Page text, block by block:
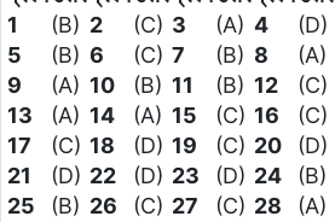
1
(B) 2 (C) 3 (A) 4
(D)
5
(B) 6 (C) 7 (B) 8
(A)
9
(A) 10 (B) 11 (B) 12
(C)
13
(A) 14 (A) 15 (C) 16
(C)
17
(C) 18 (D) 19 (C) 20
(D)
21
(D) 22 (D) 23 (D) 24
(B)
25
(B) 26 (C) 27 (C) 28
(A)